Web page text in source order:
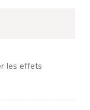
les effets